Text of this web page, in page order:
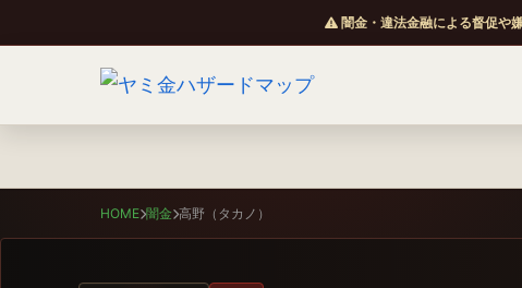
闇金・違法金融による督促や
HOME 闇金 高野（タカノ）